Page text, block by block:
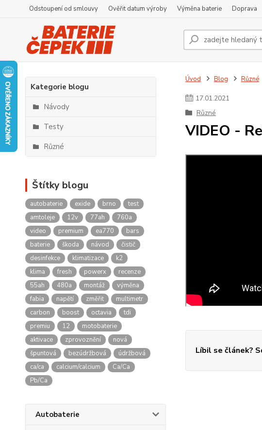
Odstoupení od smlouvy Ověřit datum výroby Výměna baterie Doprava
Kategorie blogu
Návody
Testy
Různé
Štítky blogu
autobaterie exide brno
test
amtoleje
12v 77ah
760a
video
premium ea770
bars
baterie
škoda návod
čistič
desinfekce
klimatizace
k2
klima
fresh powerx
recenze
55ah
480a montáž
výměna
fabia
napětí změřit
multimetr
carbon
boost octavia
tdi
premiu
12
motobaterie
aktivace
zprovoznění
nová
špuntová
bezúdržbová
údržbová
ca/ca
calcium/calcium
Ca/Ca
Pb/Ca
Autobaterie
Úvod Blog Různé
17.01.2021
Různé
VIDEO -
Líbil se článek?